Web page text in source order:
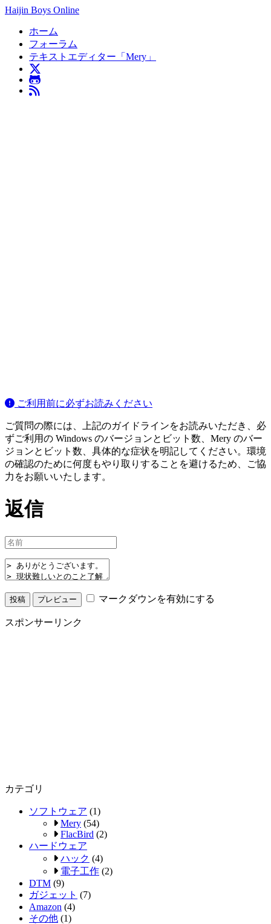
Haijin Boys Online
ホーム
フォーラム
テキストエディター「Mery」
ご利用前に必ずお読みください
ご質問の際には、上記のガイドラインをお読みいただき、必
ずご利用の Windows のバージョンとビット数、Mery のバー
ジョンとビット数、具体的な症状を明記してください。環境
の確認のために何度もやり取りすることを避けるため、ご協
力をお願いいたします。
返信
マークダウンを有効にする
スポンサーリンク
カテゴリ
ソフトウェア (1)
Mery (54)
FlacBird (2)
ハードウェア
ハック (4)
電子工作 (2)
DTM (9)
ガジェット (7)
Amazon (4)
その他 (1)